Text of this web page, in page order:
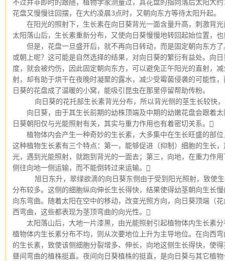
不过并非即时的跟随，植物学家测量过，其花盘的指向落后太阳大
花盘又慢慢往回摆，在大约凌晨3点时，又朝向东方等待太阳升起。
在阳光的照射下，生长素在向日葵背光一面含量升高，刺激背光
太阳落山后，生长素重新分布，又使向日葵慢慢地转回起始位置，
但是，花盘一旦盛开后，就不再向日转动，而是固定朝向东方了
或朝上呢？这可能是自然选择的结果，对向日葵的繁衍有益处。向
度，就会被灼伤，因此固定朝向东方，可以避免正午阳光的直射，
射，却有助于烘干在夜晚时凝聚的露水，减少受霉菌侵袭的可能性
日葵的花盘成了温暖的小窝，能吸引昆虫在那里停留帮助传粉。
　　向日葵的花托部生长素背光分布，所以背光侧的茎生长较快
向日葵，由于其生长前期的幼株顶端及中期的幼嫩花盘会跟着太
日葵朝阳仅与光能照射有关，其实与重力作用也有着密切关系。
植物体内会产生一种奇妙的生长素，大多集中在生长旺盛的部位
这种植物生长素有三个特点：第一，能够促进（抑制）细胞的生长
光，遇到光能照射，就跑到背光的一面去；第三，向地，在重力作
侧往向地一侧运输，而不能倒转过来运输。
　　旭日东升，翠绿欲滴的向日葵东侧由于受到阳光照射，致使
分布较多。这侧的细胞纵向伸长生长得快，结果使得幼茎朝向生长
向东弯曲。随着太阳在空中的移动，改变光照方向，向日葵顶端（
西弯曲，这些都表现为茎顶弯曲的向光性。
太阳落山后，大地一片漆黑，由光能照射引起植物体内生长素分
植物体内生长素分布不均，则从次要地位上升为主导地位。在向西
的生长素，致使该侧细胞分裂增多、伸长，向地这侧生长得快，使
昼间弯曲的植株挺直。夜间向日葵植株的挺直，是向日葵与其它植